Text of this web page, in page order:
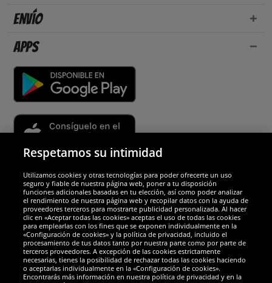
Envío
Apps
Socios y seguridad
Galardones
Respetamos su intimidad
Utilizamos cookies y otras tecnologías para poder ofrecerte un uso
seguro y fiable de nuestra página web, poner a tu disposición
funciones adicionales basadas en tu elección, así como poder analizar
el rendimiento de nuestra página web y recopilar datos con la ayuda de
proveedores terceros para mostrarte publicidad personalizada. Al hacer
clic en «Aceptar todas las cookies» aceptas el uso de todas las cookies
para emplearlas con los fines que se exponen individualmente en la
«Configuración de cookies» y la política de privacidad, incluido el
procesamiento de tus datos tanto por nuestra parte como por parte de
terceros proveedores. A excepción de las cookies estrictamente
necesarias, tienes la posibilidad de rechazar todas las cookies haciendo
o aceptarlas individualmente en la «Configuración de cookies».
Encontrarás más información en nuestra política de privacidad y en la